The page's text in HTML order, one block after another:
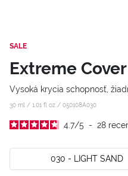
SALE
Extreme
Vysoká krycia schopnosť,
30 ml / 1.01 fl oz / 050108A030
4.7/5 - 28
030 - LIGHT SAND